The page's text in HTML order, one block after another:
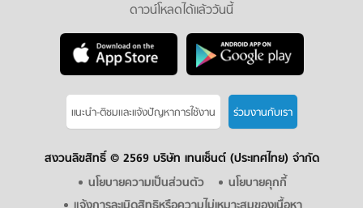
ดาวน์โหลดได้แล้ววันนี้
แนะนำ-ติชมเเละแจ้งปัญหาการใช้งาน ร่วมงานกับเรา
สงวนลิขสิทธิ์ © 2569 บริษัท เทนเซ็นต์ (ประเทศไทย) จำกัด
นโยบายความเป็นส่วนตัว
นโยบายคุกกี้